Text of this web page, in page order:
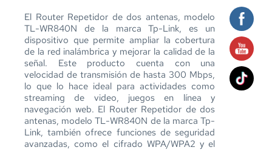
El Router Repetidor de dos antenas, modelo
TL-WR840N de la marca Tp-Link, es un
dispositivo que permite ampliar la cobertura
de la red inalámbrica y mejorar la calidad de la
señal. Este producto cuenta con una
velocidad de transmisión de hasta 300 Mbps,
lo que lo hace ideal para actividades como
streaming de video, juegos en línea y
navegación web. El Router Repetidor de dos
antenas, modelo TL-WR840N de la marca Tp-
Link, también ofrece funciones de seguridad
avanzadas, como el cifrado WPA/WPA2 y el